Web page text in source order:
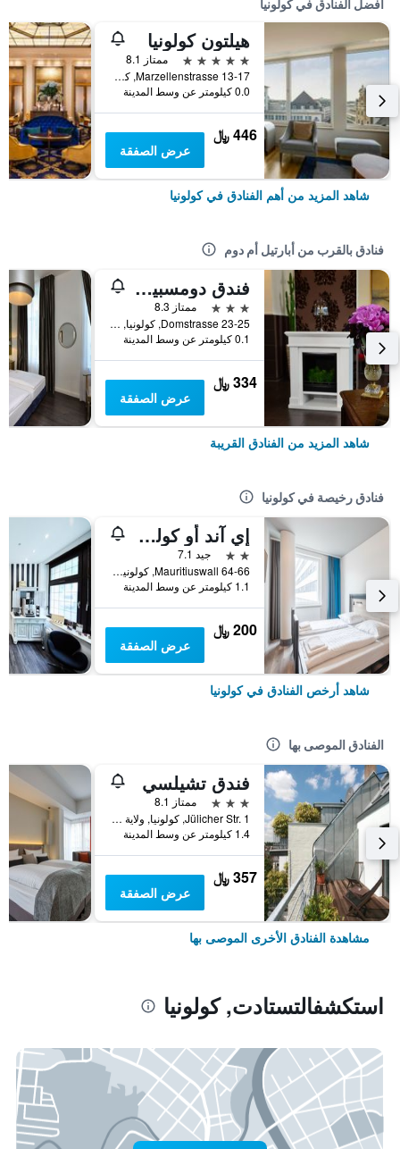
أفضل الفنادق في كولونيا
هيلتون كولونيا
5 نجوم
ممتاز 8.1
Marzellenstrasse 13-17, كولونيا, ولاية شمال الراين وستفاليا, ألمانيا
0.0 كيلومتر عن وسط المدينة
446 ﷼
عرض الصفقة
شاهد المزيد من أهم الفنادق في كولونيا
فنادق بالقرب من أبارتيل أم دوم
فندق دومسبيتزين
3 نجوم
ممتاز 8.3
Domstrasse 23-25, كولونيا, ولاية شمال الراين وستفاليا, ألمانيا
0.1 كيلومتر عن وسط المدينة
334 ﷼
عرض الصفقة
شاهد المزيد من الفنادق القريبة
فنادق رخيصة في كولونيا
إي آند أو كولن نيوماركت
2 نجمتين
جيد 7.1
Mauritiuswall 64-66, كولونيا, ولاية شمال الراين وستفاليا, ألمانيا
1.1 كيلومتر عن وسط المدينة
200 ﷼
عرض الصفقة
شاهد أرخص الفنادق في كولونيا
الفنادق الموصى بها
فندق تشيلسي
3 نجوم
ممتاز 8.1
Jülicher Str. 1, كولونيا, ولاية شمال الراين وستفاليا, ألمانيا
1.4 كيلومتر عن وسط المدينة
357 ﷼
عرض الصفقة
مشاهدة الفنادق الأخرى الموصى بها
استكشفالتستادت, كولونيا